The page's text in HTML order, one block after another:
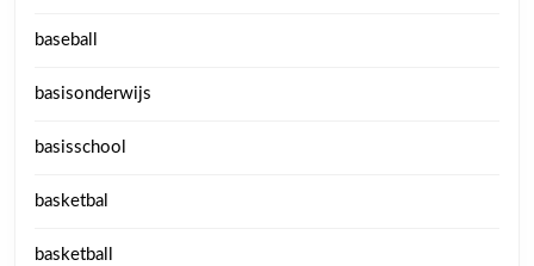
baseball
basisonderwijs
basisschool
basketbal
basketball